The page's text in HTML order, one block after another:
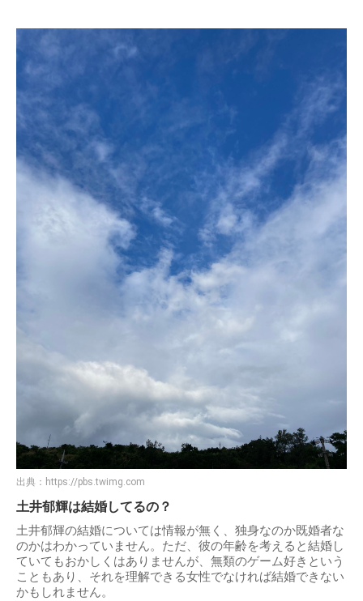
出典： https://pbs.twimg.com
土井郁輝は結婚してるの？
土井郁輝の結婚については情報が無く、独身なのか既婚者な
のかはわかっていません。ただ、彼の年齢を考えると結婚し
ていてもおかしくはありませんが、無類のゲーム好きという
こともあり、それを理解できる女性でなければ結婚できない
かもしれません。